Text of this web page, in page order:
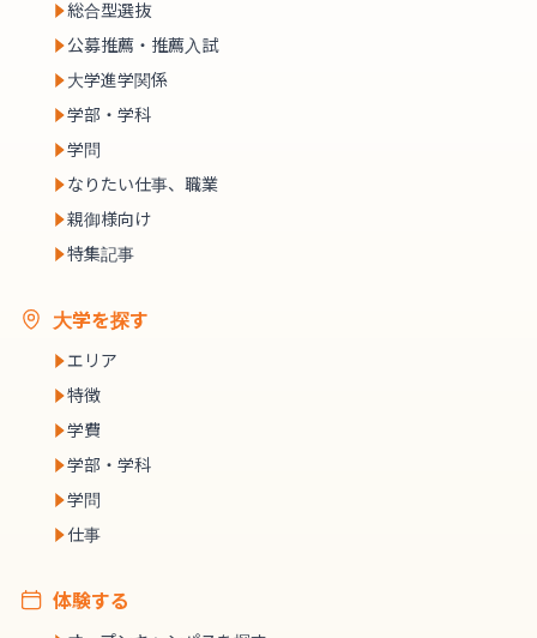
総合型選抜
公募推薦・推薦入試
大学進学関係
学部・学科
学問
なりたい仕事、職業
親御様向け
特集記事
大学を探す
エリア
特徴
学費
学部・学科
学問
仕事
体験する